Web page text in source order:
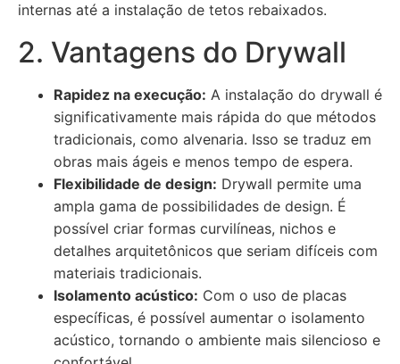
internas até a instalação de tetos rebaixados.
2. Vantagens do Drywall
Rapidez na execução: A instalação do drywall é
significativamente mais rápida do que métodos
tradicionais, como alvenaria. Isso se traduz em
obras mais ágeis e menos tempo de espera.
Flexibilidade de design: Drywall permite uma
ampla gama de possibilidades de design. É
possível criar formas curvilíneas, nichos e
detalhes arquitetônicos que seriam difíceis com
materiais tradicionais.
Isolamento acústico: Com o uso de placas
específicas, é possível aumentar o isolamento
acústico, tornando o ambiente mais silencioso e